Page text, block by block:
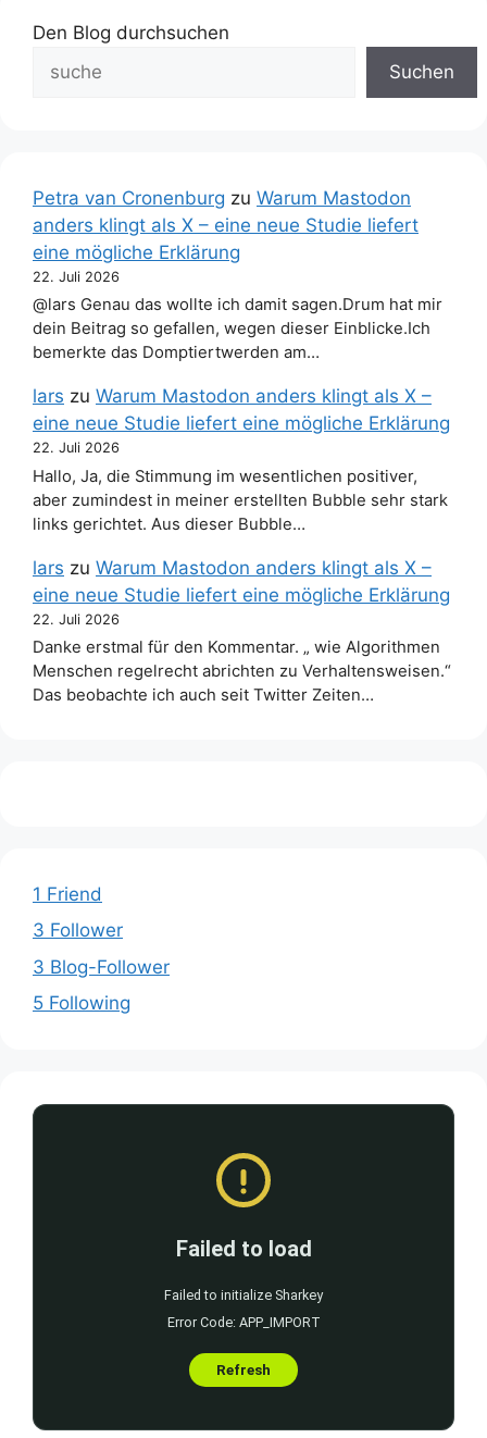
Den Blog durchsuchen
Suchen
Petra van Cronenburg zu Warum Mastodon
anders klingt als X – eine neue Studie liefert
eine mögliche Erklärung
22. Juli 2026
@lars Genau das wollte ich damit sagen.Drum hat mir
dein Beitrag so gefallen, wegen dieser Einblicke.Ich
bemerkte das Domptiertwerden am…
lars zu Warum Mastodon anders klingt als X –
eine neue Studie liefert eine mögliche Erklärung
22. Juli 2026
Hallo, Ja, die Stimmung im wesentlichen positiver,
aber zumindest in meiner erstellten Bubble sehr stark
links gerichtet. Aus dieser Bubble…
lars zu Warum Mastodon anders klingt als X –
eine neue Studie liefert eine mögliche Erklärung
22. Juli 2026
Danke erstmal für den Kommentar. „ wie Algorithmen
Menschen regelrecht abrichten zu Verhaltensweisen.“
Das beobachte ich auch seit Twitter Zeiten…
1 Friend
3 Follower
3 Blog-Follower
5 Following